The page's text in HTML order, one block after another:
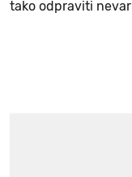
tako odpraviti